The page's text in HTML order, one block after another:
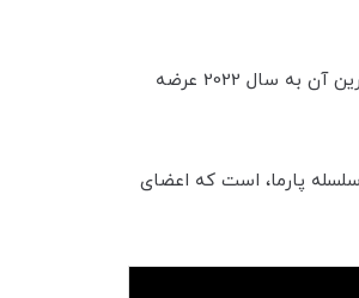
طراح پرنسس مارینا دی بوربون دارای 56 عطر است که در دایره المعارف بویایی ما فهرست شده است. قدیمی ترین ساخته شده در سال 1994 و جدیدترین آن به سال 2022 عرضه
پارما، است که اعضای